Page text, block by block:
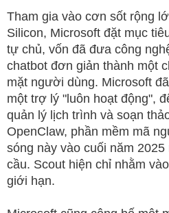
Tham gia vào cơn sốt rộng
Silicon, Microsoft đặt mục
tự chủ, vốn đã đưa công
chatbot đơn giản thành một
mặt người dùng. Microsoft
một trợ lý "luôn hoạt động",
quản lý lịch trình và soạn
OpenClaw, phần mềm mã
sóng này vào cuối năm
cầu. Scout hiện chỉ nhằm
giới hạn.